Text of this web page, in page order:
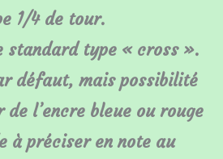
1/4 de tour.
standard type « cross ».
défaut, mais possibilité
de l’encre bleue ou rouge
à préciser en note au